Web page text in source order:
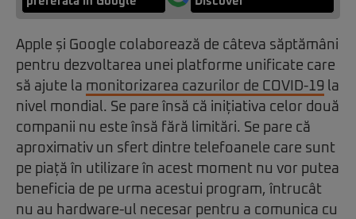
Apple și Google colaborează de câteva săptămâni
pentru dezvoltarea unei platforme unificate care
să ajute la monitorizarea cazurilor de COVID-19 la
nivel mondial. Se pare însă că inițiativa celor două
companii nu este însă fără limitări. Se pare că
aproximativ un sfert dintre telefoanele care sunt
pe piață în utilizare în acest moment nu vor putea
beneficia de pe urma acestui program, întrucât
nu au hardware-ul necesar pentru a comunica cu